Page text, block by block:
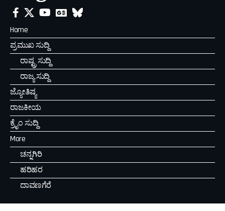
Home
ಪ್ರಮುಖ ಸುದ್ದಿ
ರಾಷ್ಟ್ರ ಸುದ್ದಿ
ರಾಜ್ಯ ಸುದ್ದಿ
ಜ್ಯೋತಿಷ್ಯ
ರಾಜಕೀಯ
ಕ್ರೈಂ ಸುದ್ದಿ
More
ಚನ್ನಗಿರಿ
ಹರಿಹರ
ದಾವಣಗೆರೆ